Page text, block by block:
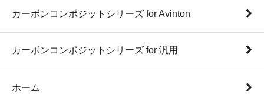
カーボンコンポジットシリーズ for Avinton
カーボンコンポジットシリーズ for 汎用
ホーム